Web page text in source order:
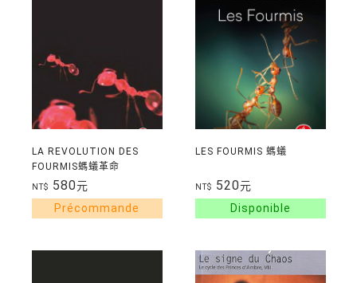
LA REVOLUTION DES
FOURMIS螞蟻革命
NT$ 580元
LES FOURMIS 螞蟻
NT$ 520元